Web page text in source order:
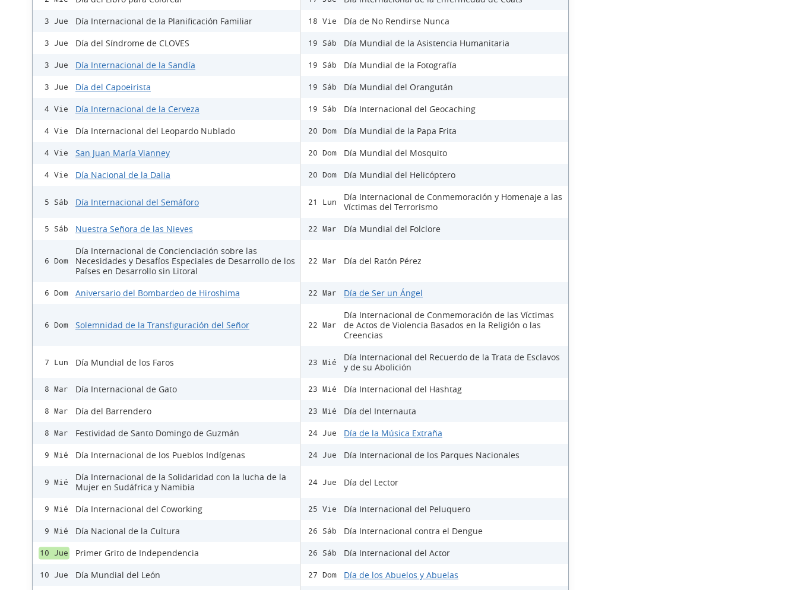
3 Jue Día Internacional de la Planificación Familiar
3 Jue Día del Síndrome de CLOVES
3 Jue Día Internacional de la Sandía
3 Jue Día del Capoeirista
4 Vie Día Internacional de la Cerveza
4 Vie Día Internacional del Leopardo Nublado
4 Vie San Juan María Vianney
4 Vie Día Nacional de la Dalia
5 Sáb Día Internacional del Semáforo
5 Sáb Nuestra Señora de las Nieves
6 Dom
Día Internacional de Concienciación sobre las
Necesidades y Desafíos Especiales de Desarrollo de los
Países en Desarrollo sin Litoral
6 Dom Aniversario del Bombardeo de Hiroshima
6 Dom Solemnidad de la Transfiguración del Señor
7 Lun Día Mundial de los Faros
8 Mar Día Internacional de Gato
8 Mar Día del Barrendero
8 Mar Festividad de Santo Domingo de Guzmán
9 Mié Día Internacional de los Pueblos Indígenas
9 Mié
Día Internacional de la Solidaridad con la lucha de la
Mujer en Sudáfrica y Namibia
9 Mié Día Internacional del Coworking
9 Mié Día Nacional de la Cultura
10 Jue Primer Grito de Independencia
10 Jue Día Mundial del León
18 Vie Día de No Rendirse Nunca
19 Sáb Día Mundial de la Asistencia Humanitaria
19 Sáb Día Mundial de la Fotografía
19 Sáb Día Mundial del Orangután
19 Sáb Día Internacional del Geocaching
20 Dom Día Mundial de la Papa Frita
20 Dom Día Mundial del Mosquito
20 Dom Día Mundial del Helicóptero
21 Lun
Día Internacional de Conmemoración y Homenaje a las
Víctimas del Terrorismo
22 Mar Día Mundial del Folclore
22 Mar Día del Ratón Pérez
22 Mar Día de Ser un Ángel
22 Mar
Día Internacional de Conmemoración de las Víctimas
de Actos de Violencia Basados en la Religión o las
Creencias
23 Mié
Día Internacional del Recuerdo de la Trata de Esclavos
y de su Abolición
23 Mié Día Internacional del Hashtag
23 Mié Día del Internauta
24 Jue Día de la Música Extraña
24 Jue Día Internacional de los Parques Nacionales
24 Jue Día del Lector
25 Vie Día Internacional del Peluquero
26 Sáb Día Internacional contra el Dengue
26 Sáb Día Internacional del Actor
27 Dom Día de los Abuelos y Abuelas